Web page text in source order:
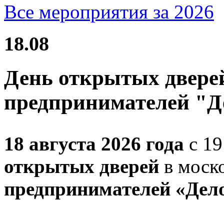
Все мероприятия за 2026
18.08
День открытых
предпринимателей
18 августа 2026 года с
открытых дверей в
предпринимателей